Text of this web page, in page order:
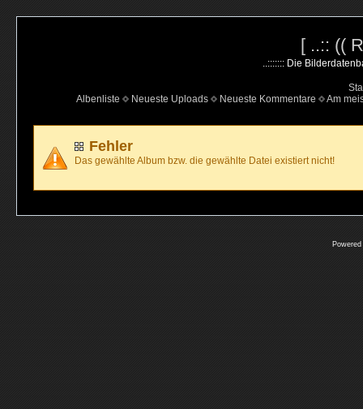
[ ..:: ((
..::::::: Die
Albenliste
Neueste Uploads Neueste Kommentare Am
Fehler
Das gewählte Album bzw. die gewählte Datei existiert nicht!